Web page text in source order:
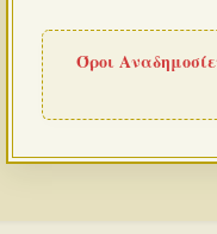
Όροι